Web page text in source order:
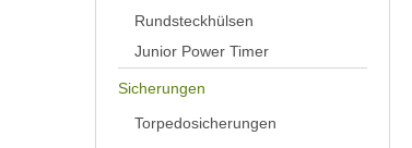
Rundsteckhülsen
Junior Power Timer
Sicherungen
Torpedosicherungen